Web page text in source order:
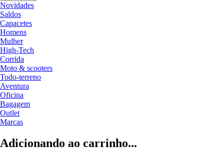
Novidades
Saldos
Capacetes
Homens
Mulher
High-Tech
Corrida
Moto & scooters
Todo-terreno
Aventura
Oficina
Bagagem
Outlet
Marcas
Adicionando ao carrinho...